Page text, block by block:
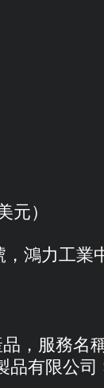
）
鴻力工業
品，服務
品有限公